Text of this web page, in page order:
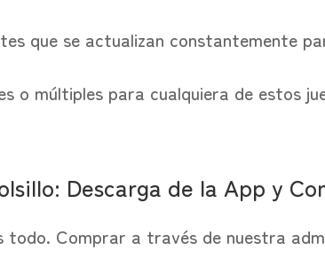
que se actualizan constantemente
o múltiples para cualquiera de estos
Descarga de la App y
todo. Comprar a través de nuestra